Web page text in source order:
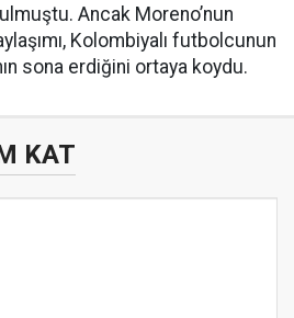
Ancak Moreno’nun
Kolombiyalı futbolcunun
sona erdiğini ortaya koydu.
KAT